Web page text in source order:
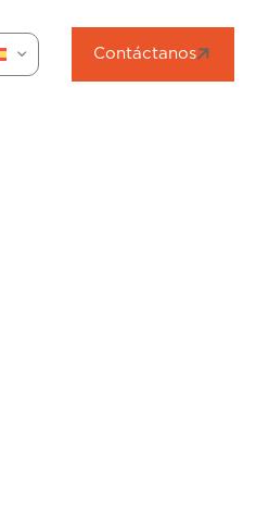
Contáctanos